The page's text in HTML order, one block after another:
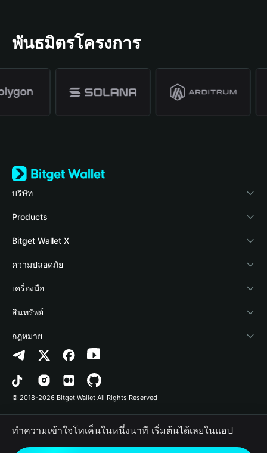
พันธมิตรโครงการ
บริษัท
เกี่ยวกับ Bitget Wallet
Blog
Academy
ข่าวสารด้านคริปโต
ศูนย์ช่วยเหลือ
ติดต่อเรา
ทรัพยากรข้อมูลของแบรนด์
อาชีพ
Products
Crypto Card
Stablecoin Earn
Payfi Crypto
Crypto Swap API
Altcoin Season Index
Prediction Markets
DApp
RWA
Bitget Wallet X
นักพัฒนา
เชื่อมต่อ Wallet
Bitget Wallet Pay
ลิสต์โปรเจกต์
ความปลอดภัย
Protection Fund
เทคโนโลยีความปลอดภัย
เครื่องมือ
ซื้อคริปโต
การตรวจจับการอนุญาต
การตรวจจับสัญญา
การโอนเป็นชุด
สินทรัพย์
Arbitrum
Avalanche
Bitcoin
Polygon
กฎหมาย
นโยบายความเป็นส่วนตัว
ข้อตกลงในการใช้บริการ
© 2018-2026 Bitget Wallet All Rights Reserved
ทำความเข้าใจโทเค็นในหนึ่งนาที เริ่มต้นได้เลยในแอป